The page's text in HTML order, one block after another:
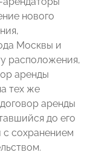
нового
Москвы и
расположения,
аренды
тех же
аренды
до его
с сохранением